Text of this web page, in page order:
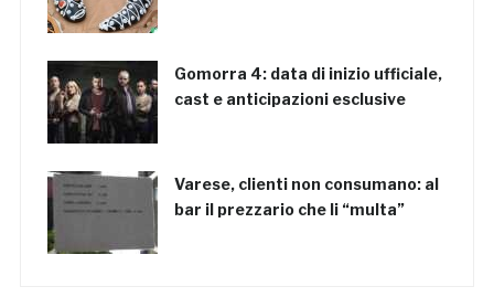
Gomorra 4: data di inizio ufficiale,
cast e anticipazioni esclusive
Varese, clienti non consumano: al
bar il prezzario che li “multa”